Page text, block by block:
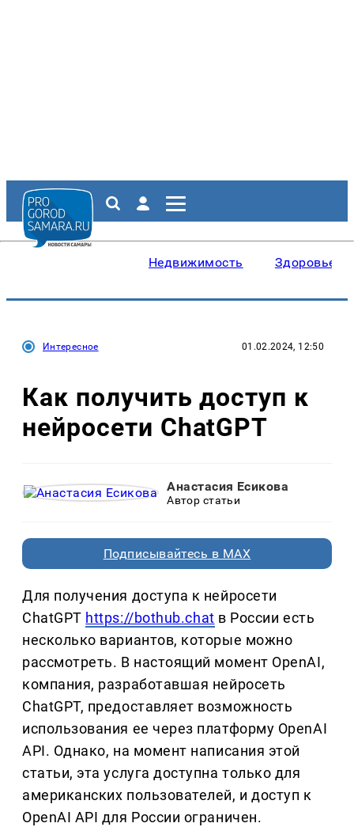
Недвижимость Здоровье
Интересное 01.02.2024, 12:50
Как получить доступ к
нейросети ChatGPT
Анастасия Есикова
Автор статьи
Подписывайтесь в MAX
Для получения доступа к нейросети
ChatGPT https://bothub.chat в России есть
несколько вариантов, которые можно
рассмотреть. В настоящий момент OpenAI,
компания, разработавшая нейросеть
ChatGPT, предоставляет возможность
использования ее через платформу OpenAI
API. Однако, на момент написания этой
статьи, эта услуга доступна только для
американских пользователей, и доступ к
OpenAI API для России ограничен.